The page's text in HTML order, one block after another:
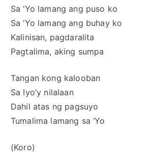
Sa ‘Yo lamang ang puso ko
Sa ‘Yo lamang ang buhay ko
Kalinisan, pagdaralita
Pagtalima, aking sumpa
Tangan kong kalooban
Sa Iyo’y nilalaan
Dahil atas ng pagsuyo
Tumalima lamang sa ‘Yo
(Koro)